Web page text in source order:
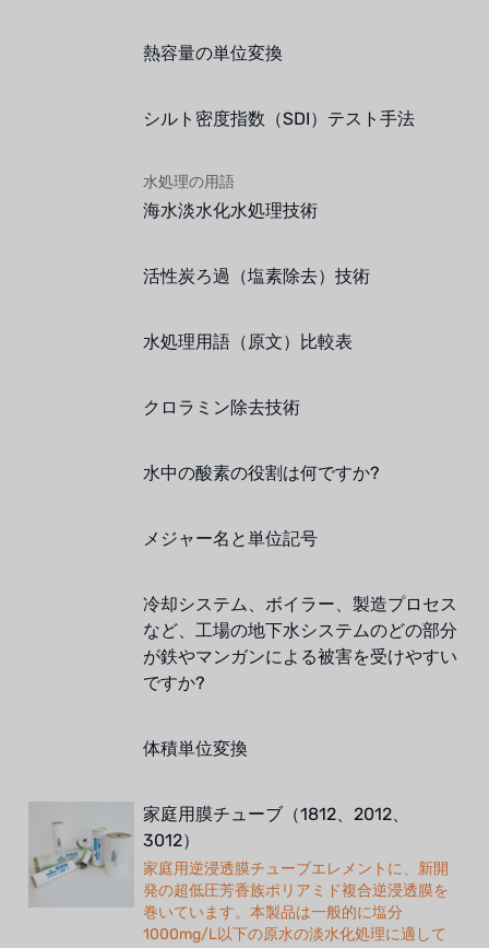
熱容量の単位変換
シルト密度指数（SDI）テスト手法
水処理の用語
海水淡水化水処理技術
活性炭ろ過（塩素除去）技術
水処理用語（原文）比較表
クロラミン除去技術
水中の酸素の役割は何ですか?
メジャー名と単位記号
冷却システム、ボイラー、製造プロセス
など、工場の地下水システムのどの部分
が鉄やマンガンによる被害を受けやすい
ですか?
体積単位変換
家庭用膜チューブ（1812、2012、
3012）
家庭用逆浸透膜チューブエレメントに、新開
発の超低圧芳香族ポリアミド複合逆浸透膜を
巻いています。本製品は一般的に塩分
1000mg/L以下の原水の淡水化処理に適して